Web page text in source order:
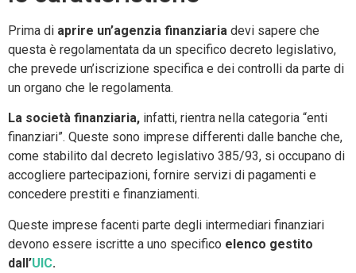
Prima di aprire un’agenzia finanziaria devi sapere che
questa è regolamentata da un specifico decreto legislativo,
che prevede un’iscrizione specifica e dei controlli da parte di
un organo che le regolamenta.
La società finanziaria, infatti, rientra nella categoria “enti
finanziari”. Queste sono imprese differenti dalle banche che,
come stabilito dal decreto legislativo 385/93, si occupano di
accogliere partecipazioni, fornire servizi di pagamenti e
concedere prestiti e finanziamenti.
Queste imprese facenti parte degli intermediari finanziari
devono essere iscritte a uno specifico elenco gestito
dall’UIC.